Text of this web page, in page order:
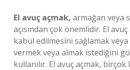
El avuç açmak, armağan veya
açısından çok önemlidir. El
kabul edilmesini sağlamak
vermek veya almak istediğini
kullanılır. El avuç açmak,